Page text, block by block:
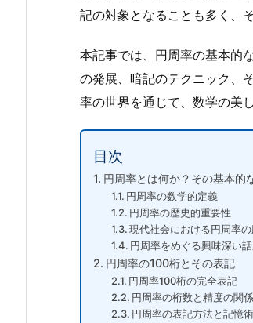
記の対象となることも多く、
本記事では、円周率の基本的
の発展、暗記のテクニック、
率の世界を通じて、数学の美
目次
円周率とは何か？その基本的
円周率の数学的定義
円周率の歴史的重要性
現代社会における円周率
円周率をめぐる興味深い
円周率の100桁とその表記
円周率100桁の完全表記
円周率の桁数と精度の関係
円周率の表記方法と記憶術